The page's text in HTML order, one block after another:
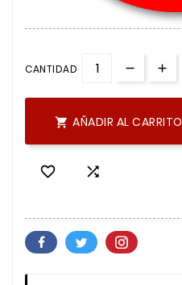
CANTIDAD
 AÑADIR AL CARRITO
 